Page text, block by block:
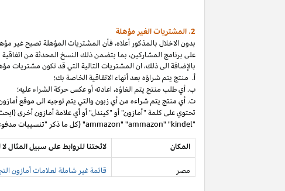
2. المشتريات
الغير مؤهلة
بدون الاخلال بالمذكور أعلاه،فأن المشتريات المؤهلة تصبح غير
على برنامج المشاركين، بما بتضمن ذلك النسخ المحدثة من
بالإضافة الى ذلك، ان المشتريات التالية التي قد تكون مشتريات
أ. منتج يتمشراؤه بعد أنهاء الاتفاقية الخاصة بك؛
ب. أي طلب منتج يتم الغاؤه، اعادته أو عكس حركة الشراء عليه؛
ت. أي منتج يتم شراءه من أي زبون والتي يتم توجيه الى موقع
تحتوي على كلمة "أمازون" أو "كيندل" أو أي علامة أمازون أخرى
"ammazon" "ammazon" "kindel" (كل ما ذكر "تنسيبات مدفوعة محظورة").
المكان
لائحتنا للروابط على سبيل المثال
مصر قائمة غير شاملة لعلامات أمازون